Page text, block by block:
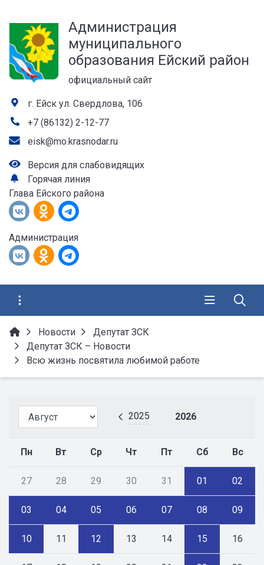
Администрация
муниципального
образования Ейский район
официальный сайт
г. Ейск ул. Свердлова, 106
+7 (86132) 2-12-77
eisk@mo.krasnodar.ru
Версия для слабовидящих
Горячая линия
Глава Ейского района
Администрация
Новости
Депутат ЗСК
Депутат ЗСК – Новости
Всю жизнь посвятила любимой работе
2025 2026
Пн Вт Ср Чт Пт Сб Вс
27 28 29 30 31 01 02
03 04 05 06 07 08 09
10 11 12 13 14 15 16